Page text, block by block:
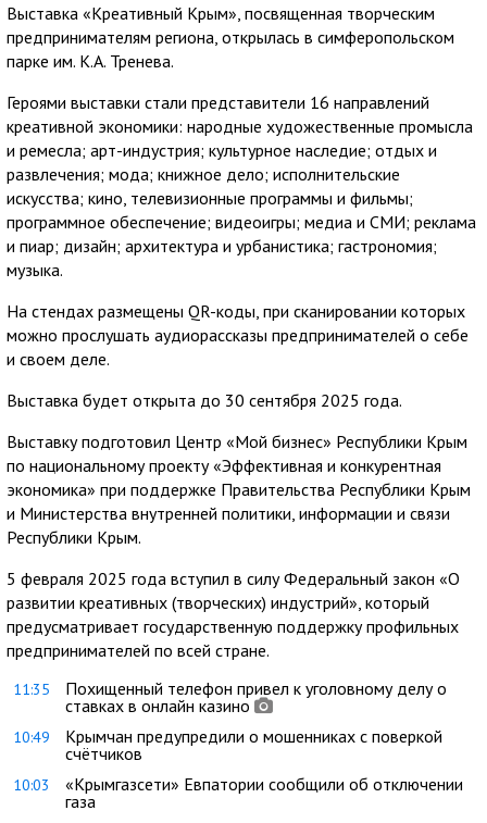
Выставка «Креативный Крым», посвященная творческим
предпринимателям региона, открылась в симферопольском
парке им. К.А. Тренева.
Героями выставки стали представители 16 направлений
креативной экономики: народные художественные промысла
и ремесла; арт-индустрия; культурное наследие; отдых и
развлечения; мода; книжное дело; исполнительские
искусства; кино, телевизионные программы и фильмы;
программное обеспечение; видеоигры; медиа и СМИ; реклама
и пиар; дизайн; архитектура и урбанистика; гастрономия;
музыка.
На стендах размещены QR-коды, при сканировании которых
можно прослушать аудиорассказы предпринимателей о себе
и своем деле.
Выставка будет открыта до 30 сентября 2025 года.
Выставку подготовил Центр «Мой бизнес» Республики Крым
по национальному проекту «Эффективная и конкурентная
экономика» при поддержке Правительства Республики Крым
и Министерства внутренней политики, информации и связи
Республики Крым.
5 февраля 2025 года вступил в силу Федеральный закон «О
развитии креативных (творческих) индустрий», который
предусматривает государственную поддержку профильных
предпринимателей по всей стране.
11:35
Похищенный телефон привел к уголовному делу о
ставках в онлайн казино
10:49
Крымчан предупредили о мошенниках с поверкой
счётчиков
10:03
«Крымгазсети» Евпатории сообщили об отключении
газа